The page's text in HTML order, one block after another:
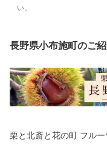
い。
長野県小布施町のご
栗と北斎と花の町 フルーツと文化